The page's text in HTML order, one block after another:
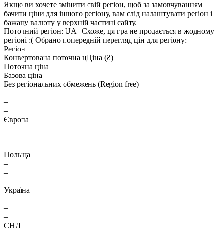
Якщо ви хочете змінити свій регіон, щоб за замовчуванням
бачити ціни для іншого регіону, вам слід налаштувати регіон і
бажану валюту у верхній частині сайту.
Поточний регіон: UA | Схоже, ця гра не продається в жодному
регіоні :( Обрано попередній перегляд цін для регіону:
Регіон
Конвертована поточна цЦіна (₴)
Поточна ціна
Базова ціна
Без регіональних обмежень (Region free)
–
–
–
Європа
–
–
–
Польща
–
–
–
Україна
–
–
–
СНД